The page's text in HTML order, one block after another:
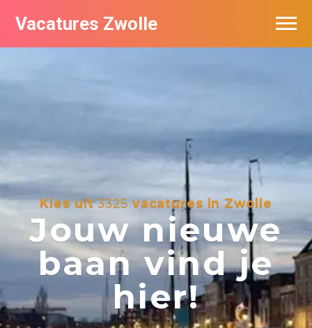
Vacatures Zwolle
Kies uit3325vacatures in Zwolle
Jouw nieuwe
baan vind je
hier!
Vacatures per bedrijf